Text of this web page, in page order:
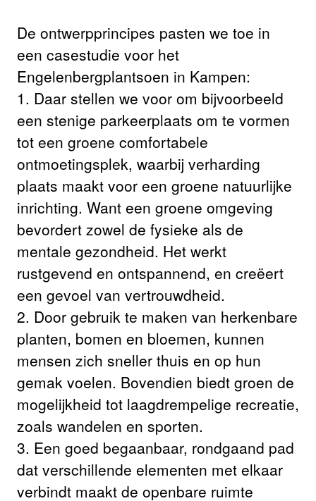
De ontwerpprincipes pasten we toe in
een casestudie voor het
Engelenbergplantsoen in Kampen:
1. Daar stellen we voor om bijvoorbeeld
een stenige parkeerplaats om te vormen
tot een groene comfortabele
ontmoetingsplek, waarbij verharding
plaats maakt voor een groene natuurlijke
inrichting. Want een groene omgeving
bevordert zowel de fysieke als de
mentale gezondheid. Het werkt
rustgevend en ontspannend, en creëert
een gevoel van vertrouwdheid.
2. Door gebruik te maken van herkenbare
planten, bomen en bloemen, kunnen
mensen zich sneller thuis en op hun
gemak voelen. Bovendien biedt groen de
mogelijkheid tot laagdrempelige recreatie,
zoals wandelen en sporten.
3. Een goed begaanbaar, rondgaand pad
dat verschillende elementen met elkaar
verbindt maakt de openbare ruimte